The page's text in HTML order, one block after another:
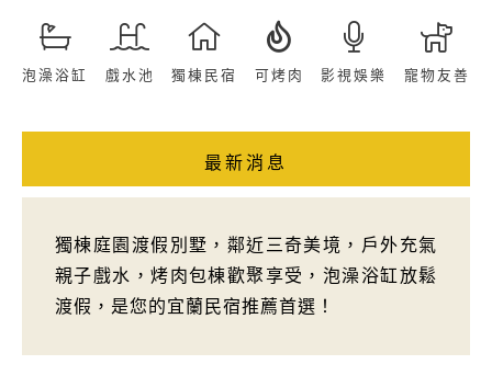
泡澡浴缸 戲水池 獨棟民宿 可烤肉 影視娛樂 寵物友善
最新消息
獨棟庭園渡假別墅，鄰近三奇美境，戶外充氣
親子戲水，烤肉包棟歡聚享受，泡澡浴缸放鬆
渡假，是您的宜蘭民宿推薦首選！